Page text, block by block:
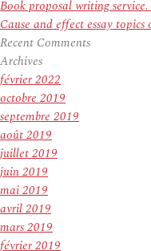
Book proposal writing
Cause and effect essay topics
Recent Comments
Archives
février 2022
octobre 2019
septembre 2019
août 2019
juillet 2019
juin 2019
mai 2019
avril 2019
mars 2019
février 2019